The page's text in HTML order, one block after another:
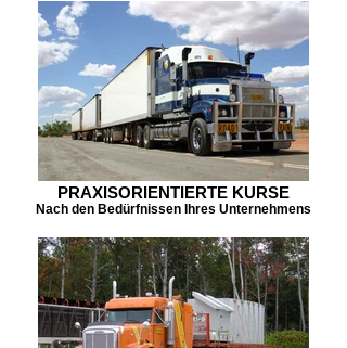
PRAXISORIENTIERTE KURSE
Nach den Bedürfnissen Ihres Unternehmens